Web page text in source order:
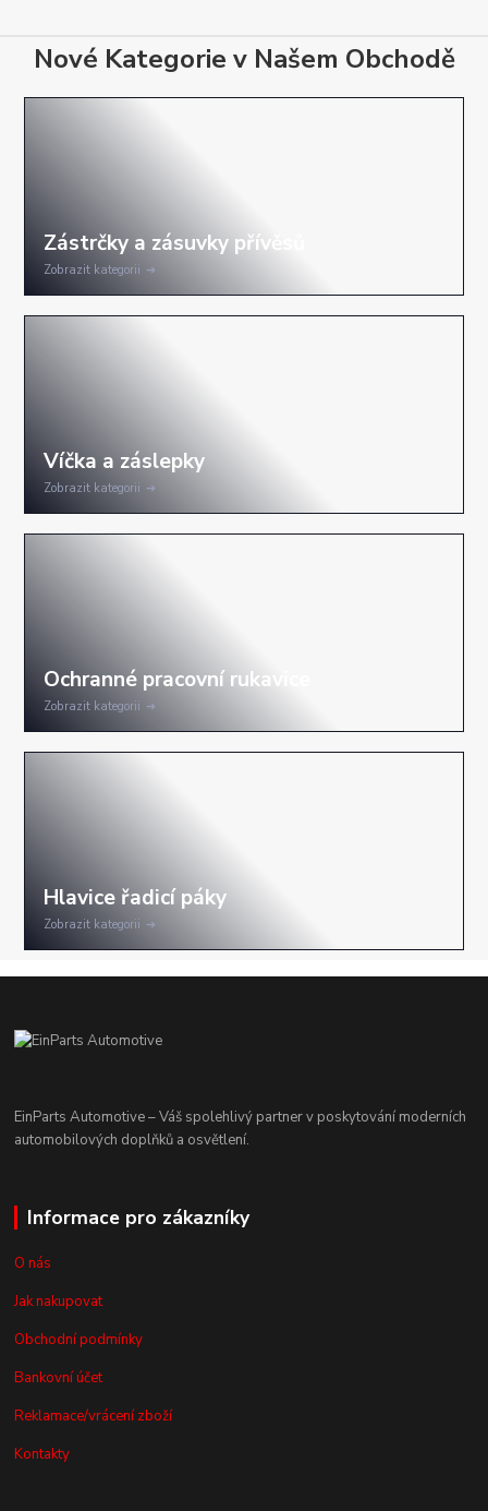
Nové Kategorie v Našem Obchodě
Zobrazit kategorii
Zobrazit kategorii
Zobrazit kategorii
Zobrazit kategorii
EinParts Automotive – Váš spolehlivý partner v poskytování moderních
automobilových doplňků a osvětlení.
Informace pro zákazníky
O nás
Jak nakupovat
Obchodní podmínky
Bankovní účet
Reklamace/vrácení zboží
Kontakty